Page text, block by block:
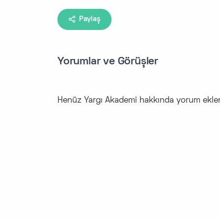
Paylaş
Yorumlar ve Görüşler
Henüz Yargı Akademi hakkında yorum